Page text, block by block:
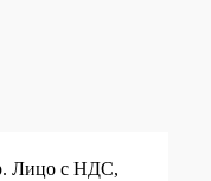
Лицо с НДС,